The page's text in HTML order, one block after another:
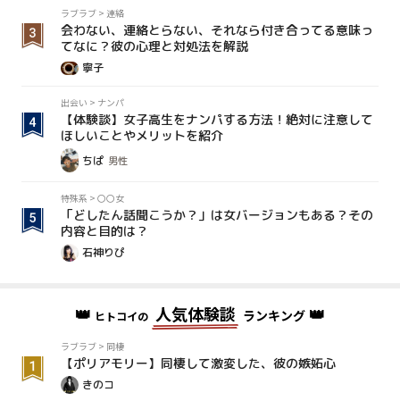
ラブラブ > 連絡
会わない、連絡とらない、それなら付き合ってる意味っ
てなに？彼の心理と対処法を解説
寧子
出会い > ナンパ
【体験談】女子高生をナンパする方法！絶対に注意して
ほしいことやメリットを紹介
ちぱ 男性
特殊系 > 〇〇女
「どしたん話聞こうか？」は女バージョンもある？その
内容と目的は？
石神りぴ
👑 ヒトコイの 人気体験談 ランキング 👑
ラブラブ > 同棲
【ポリアモリー】同棲して激変した、彼の嫉妬心
きのコ